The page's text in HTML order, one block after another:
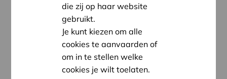
Jaarverslag over boekjaar 2025
jaarrekening)
Geconsolideerde jaarrekening Cera 2025
Commissarisverslag Cera 2025(pdf)
Commissarisverslag Cera 2025 – geconsolideerde
die zij op haar website
gebruikt.
Je kunt kiezen om alle
cookies te aanvaarden of
om in te stellen welke
cookies je wilt toelaten.